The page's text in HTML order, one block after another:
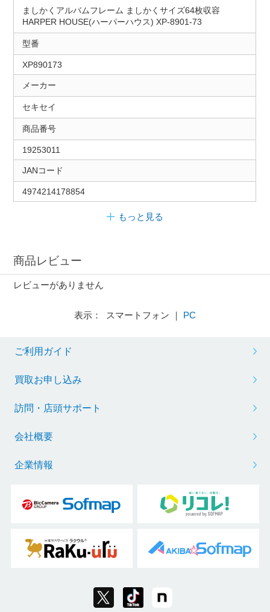
ましかくアルバムフレーム ましかくサイズ64枚収容
HARPER HOUSE(ハーパーハウス) XP-8901-73
型番
XP890173
メーカー
セキセイ
商品番号
19253011
JANコード
4974214178854
もっと見る
商品レビュー
レビューがありません
表示： スマートフォン ｜ PC
ご利用ガイド
買取お申し込み
訪問・店頭サポート
会社概要
企業情報